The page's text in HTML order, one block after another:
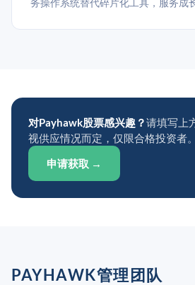
务操作系统替代碎片化工具，服务成
对Payhawk股票感兴趣？请填写上
视供应情况而定，仅限合格投资者。
申请获取 →
PAYHAWK管理团队